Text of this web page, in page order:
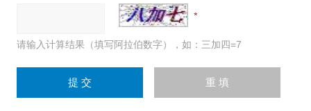
请输入计算结果（填写阿拉伯数字），如：三加四=7